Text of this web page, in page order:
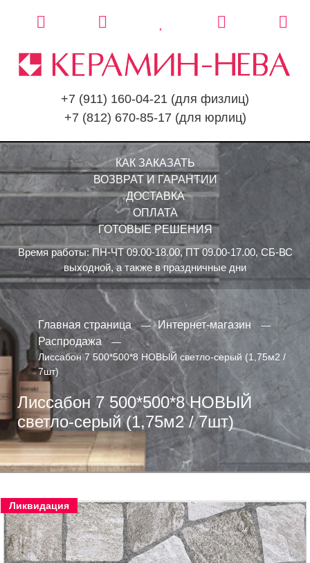
+7 (911) 160-04-21 (для физлиц)
+7 (812) 670-85-17 (для юрлиц)
КАК ЗАКАЗАТЬ
ВОЗВРАТ И ГАРАНТИИ
ДОСТАВКА
ОПЛАТА
ГОТОВЫЕ РЕШЕНИЯ
Время работы: ПН-ЧТ 09.00-18.00, ПТ 09.00-17.00, СБ-ВС
выходной, а также в праздничные дни
Главная страница
Интернет-магазин
Распродажа
Лиссабон 7 500*500*8 НОВЫЙ светло-серый (1,75м2 /
7шт)
Лиссабон 7 500*500*8 НОВЫЙ
светло-серый (1,75м2 / 7шт)
Ликвидация